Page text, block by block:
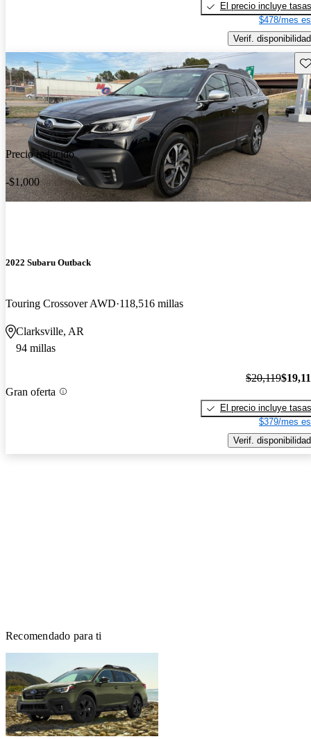
El precio incluye tasas
$478/mes
Verif. disponibilidad
Precio reducido
-$1,000
2022 Subaru Outback
Touring Crossover AWD 118,516 millas
Clarksville, AR
94 millas
Gran oferta
$20,119
El precio incluye tasas
$379/mes
Verif. disponibilidad
Recomendado para ti